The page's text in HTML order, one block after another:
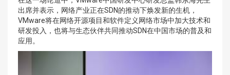
出席并表示，网络产业正在SDN的推动下焕发新的生机，
VMware将在网络开源项目和软件定义网络市场中加大技术和
研发投入，也将与生态伙伴共同推动SDN在中国市场的普及和
应用。